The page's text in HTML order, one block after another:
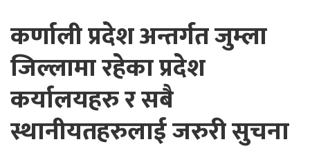
कर्णाली प्रदेश अन्तर्गत जुम्ला
जिल्लामा रहेका प्रदेश
कर्यालयहरु र सबै
स्थानीयतहरुलाई जरुरी सुचना